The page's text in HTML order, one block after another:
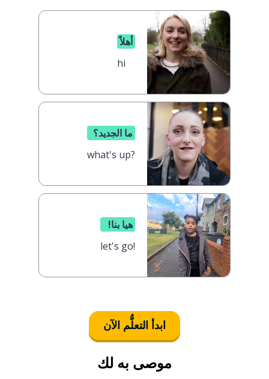
أهلاً
hi
ما الجديد؟
what's up?
هيا بنا!
let's go!
ابدأ التعلُّم الآن
موصى به لك